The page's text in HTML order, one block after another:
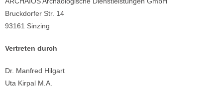
Bruckdorfer Str. 14
93161 Sinzing
Vertreten durch
Dr. Manfred Hilgart
Uta Kirpal M.A.